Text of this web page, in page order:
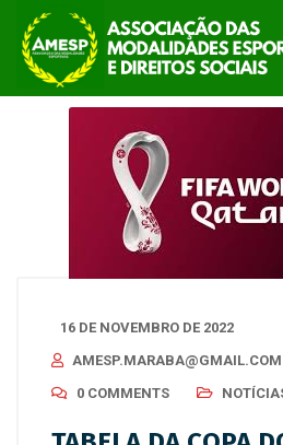
16 DE NOVEMBRO DE 2022
AMESP.MARABA@GMAIL.COM
0 COMMENTS